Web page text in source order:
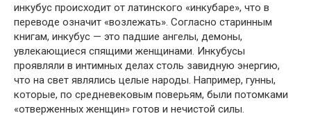
инкубус происходит от латинского «инкубаре», что в
переводе означит «возлежать». Согласно старинным
книгам, инкубус — это падшие ангелы, демоны,
увлекающиеся спящими женщинами. Инкубусы
проявляли в интимных делах столь завидную энергию,
что на свет являлись целые народы. Например, гунны,
которые, по средневековым поверьям, были потомками
«отверженных женщин» готов и нечистой силы.